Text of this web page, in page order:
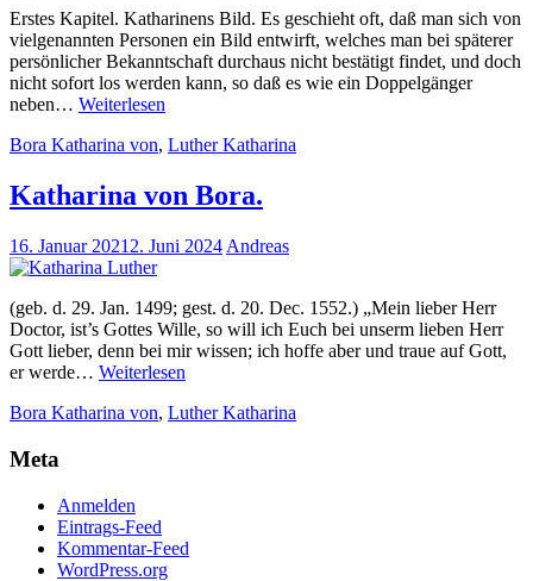
Erstes Kapitel. Katharinens Bild. Es geschieht oft, daß man sich von
vielgenannten Personen ein Bild entwirft, welches man bei späterer
persönlicher Bekanntschaft durchaus nicht bestätigt findet, und doch
nicht sofort los werden kann, so daß es wie ein Doppelgänger
neben… Weiterlesen
Bora Katharina von, Luther Katharina
Katharina von Bora.
16. Januar 2021 2. Juni 2024 Andreas
(geb. d. 29. Jan. 1499; gest. d. 20. Dec. 1552.) „Mein lieber Herr
Doctor, ist’s Gottes Wille, so will ich Euch bei unserm lieben Herr
Gott lieber, denn bei mir wissen; ich hoffe aber und traue auf Gott,
er werde… Weiterlesen
Bora.
Bora Katharina von, Luther Katharina
Meta
Anmelden
Eintrags-Feed
Kommentar-Feed
WordPress.org